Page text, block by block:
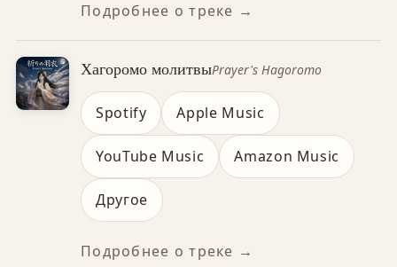
Подробнее о треке →
Хагоромо молитвыPrayer's Hagoromo
Spotify Apple Music
YouTube Music Amazon Music
Другое
Подробнее о треке →